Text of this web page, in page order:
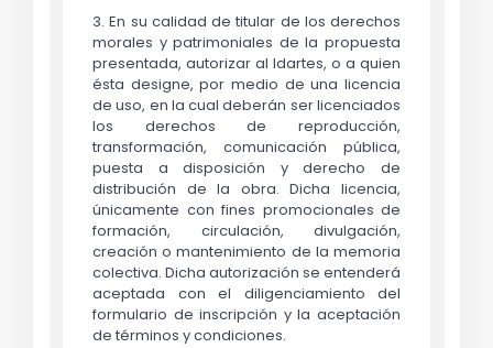
3. En su calidad de titular de los derechos
morales y patrimoniales de la propuesta
presentada, autorizar al Idartes, o a quien
ésta designe, por medio de una licencia
de uso, en la cual deberán ser licenciados
los derechos de reproducción,
transformación, comunicación pública,
puesta a disposición y derecho de
distribución de la obra. Dicha licencia,
únicamente con fines promocionales de
formación, circulación, divulgación,
creación o mantenimiento de la memoria
colectiva. Dicha autorización se entenderá
aceptada con el diligenciamiento del
formulario de inscripción y la aceptación
de términos y condiciones.